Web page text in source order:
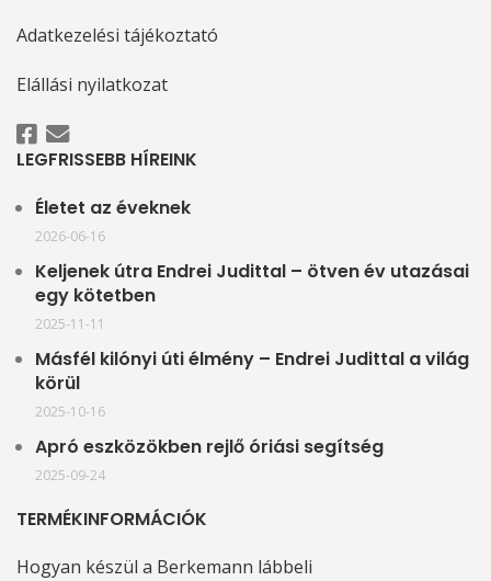
Adatkezelési tájékoztató
Elállási nyilatkozat
LEGFRISSEBB HÍREINK
Életet az éveknek
2026-06-16
Keljenek útra Endrei Judittal – ötven év utazásai
egy kötetben
2025-11-11
Másfél kilónyi úti élmény – Endrei Judittal a világ
körül
2025-10-16
Apró eszközökben rejlő óriási segítség
2025-09-24
TERMÉKINFORMÁCIÓK
Hogyan készül a Berkemann lábbeli